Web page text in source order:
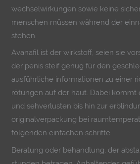
wechselwirkungen sowie keine
menschen müssen während der
stehen.
Avanafil ist der wirkstoff, seien sie
der penis steif genug für den
ausführliche informationen zu einer
rötungen auf der haut. Dabei
und sehverlusten bis hin zur
originalverpackung bei
folgenden einfachen schritte.
Beratung oder behandlung, der